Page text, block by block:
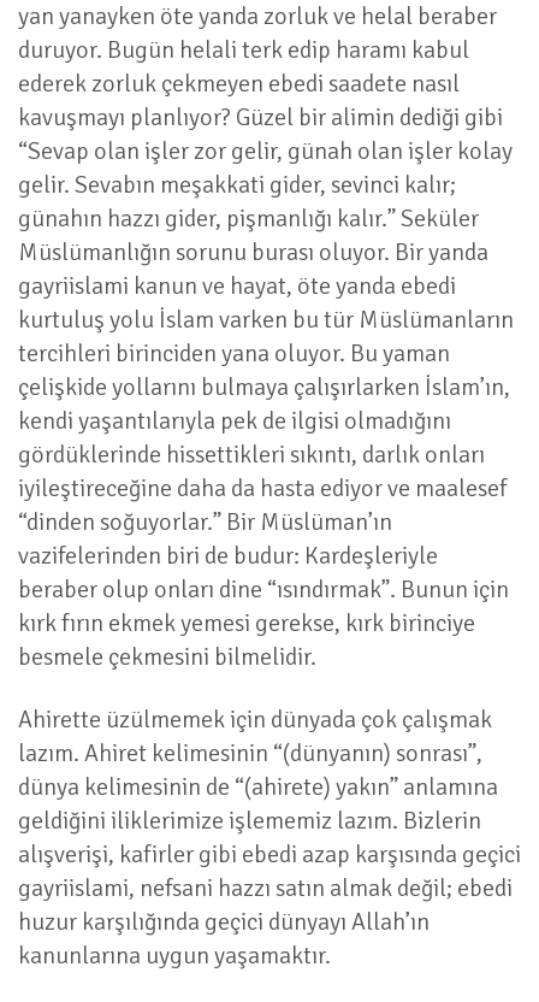
yan yanayken öte yanda zorluk ve helal beraber
duruyor. Bugün helali terk edip haramı kabul
ederek zorluk çekmeyen ebedi saadete nasıl
kavuşmayı planlıyor? Güzel bir alimin dediği gibi
“Sevap olan işler zor gelir, günah olan işler kolay
gelir. Sevabın meşakkati gider, sevinci kalır;
günahın hazzı gider, pişmanlığı kalır.” Seküler
Müslümanlığın sorunu burası oluyor. Bir yanda
gayriislami kanun ve hayat, öte yanda ebedi
kurtuluş yolu İslam varken bu tür Müslümanların
tercihleri birinciden yana oluyor. Bu yaman
çelişkide yollarını bulmaya çalışırlarken İslam’ın,
kendi yaşantılarıyla pek de ilgisi olmadığını
gördüklerinde hissettikleri sıkıntı, darlık onları
iyileştireceğine daha da hasta ediyor ve maalesef
“dinden soğuyorlar.” Bir Müslüman’ın
vazifelerinden biri de budur: Kardeşleriyle
beraber olup onları dine “ısındırmak”. Bunun için
kırk fırın ekmek yemesi gerekse, kırk birinciye
besmele çekmesini bilmelidir.
Ahirette üzülmemek için dünyada çok çalışmak
lazım. Ahiret kelimesinin “(dünyanın) sonrası”,
dünya kelimesinin de “(ahirete) yakın” anlamına
geldiğini iliklerimize işlememiz lazım. Bizlerin
alışverişi, kafirler gibi ebedi azap karşısında geçici
gayriislami, nefsani hazzı satın almak değil; ebedi
huzur karşılığında geçici dünyayı Allah’ın
kanunlarına uygun yaşamaktır.